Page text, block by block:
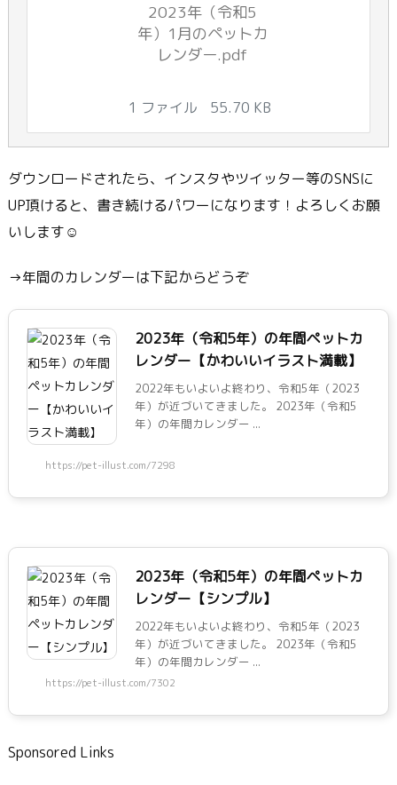
2023年（令和5
年）1月のペットカ
レンダー.pdf
1 ファイル 55.70 KB
ダウンロードされたら、インスタやツイッター等のSNSに
UP頂けると、書き続けるパワーになります！よろしくお願
いします☺
→年間のカレンダーは下記からどうぞ
2023年（令和5年）の年間ペットカ
レンダー【かわいいイラスト満載】
2022年もいよいよ終わり、令和5年（2023
年）が近づいてきました。 2023年（令和5
年）の年間カレンダー ...
https://pet-illust.com/7298
2023年（令和5年）の年間ペットカ
レンダー【シンプル】
2022年もいよいよ終わり、令和5年（2023
年）が近づいてきました。 2023年（令和5
年）の年間カレンダー ...
https://pet-illust.com/7302
Sponsored Links